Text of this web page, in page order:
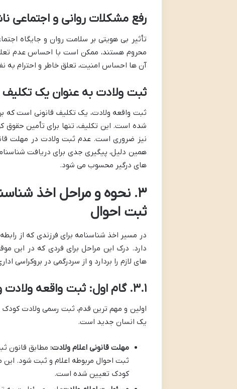
رفع مشکلات روانی و اجتماعی
تأثیر بی هویتی بر سلامت روان و جایگاه
محروم هستند، ممکن است با احساس عدم
آن ها احساس امنیت، تعلق خاطر و احترام به
ثبت ولادت به عنوان یک تکلیف
ثبت واقعه ولادت، یک تکلیف قانونی است که
شده است. این تکلیف، تنها برای تأمین
نیز ضروری است. عدم ثبت ولادت در مهلت
همین دلیل، پیگیری جدی برای دریافت
های درگیر محسوب می شود.
۳. نحوه و مراحل اخذ
ثبت احوال
در مسیر اخذ شناسنامه برای فرزندی که از
دارد. درک این مراحل برای فردی که در این
های لازم را بردارد و از سردرگمی در بروکراسی
۳.۱. گام اول: ثبت واقعه ولادت و اخذ گواهی
اولین و مهم ترین قدم، ثبت رسمی ولادت کودک
یک انسان جدید است.
مهلت قانونی اعلام ولادت: مطابق قانون
ثبت احوال مربوطه اعلام و ثبت شود.
کودک تعیین شده است.